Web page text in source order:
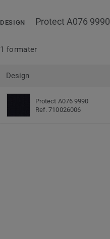
DESIGN Protect A076 9990
1 formater
Design
Protect A076 9990
Ref. 710026006